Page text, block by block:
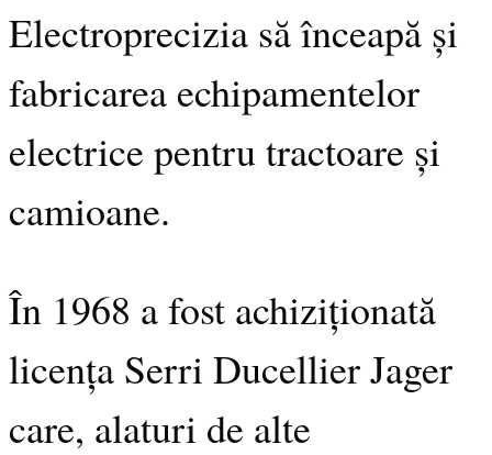
Electroprecizia să înceapă și
fabricarea echipamentelor
electrice pentru tractoare și
camioane.
În 1968 a fost achiziționată
licența Serri Ducellier Jager
care, alaturi de alte